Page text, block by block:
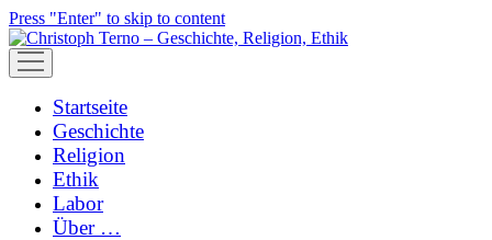
Press "Enter" to skip to content
open
menu
Startseite
Geschichte
Religion
Ethik
Labor
Über …